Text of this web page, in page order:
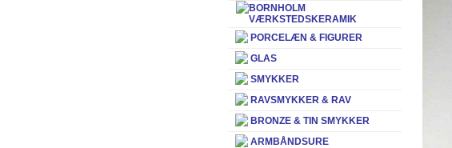
BORNHOLM
VÆRKSTEDSKERAMIK
PORCELÆN & FIGURER
GLAS
SMYKKER
RAVSMYKKER & RAV
BRONZE & TIN SMYKKER
ARMBÅNDSURE